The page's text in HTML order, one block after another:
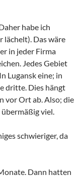
habe ich
lächelt). Das wäre
in jeder Firma
Jedes Gebiet
Lugansk eine; in
dritte. Dies hängt
vor Ort ab. Also; die
viel.
schwieriger, da
Dann hatten